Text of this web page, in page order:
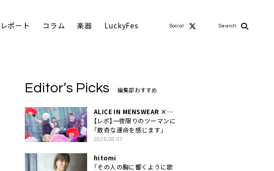
ポート コラム 楽器 LuckyFes Social Search
Editor’s Picks 編集部おすすめ
ALICE IN MENSWEAR ×
MASCHERA
【レポ】一夜限りのツーマンに
「数奇な運命を感じます」
2026.08.07
hitomi
「その人の胸に響くように歌